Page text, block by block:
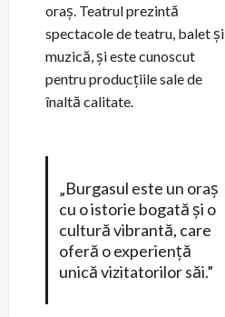
oraș. Teatrul prezintă
spectacole de teatru, balet și
muzică, și este cunoscut
pentru producțiile sale de
înaltă calitate.
„Burgasul este un oraș
cu o istorie bogată și o
cultură vibrantă, care
oferă o experiență
unică vizitatorilor săi.”